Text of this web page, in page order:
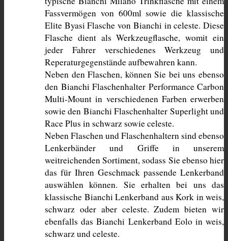
Fassvermögen von 600ml sowie die klassische
Elite Byasi Flasche von Bianchi in celeste. Diese
Flasche dient als Werkzeugflasche, womit ein
jeder Fahrer verschiedenes Werkzeug und
Reperaturgegenstände aufbewahren kann.
Neben den Flaschen, können Sie bei uns ebenso
den Bianchi Flaschenhalter Performance Carbon
Multi-Mount in verschiedenen Farben erwerben
sowie den Bianchi Flaschenhalter Superlight und
Race Plus in schwarz sowie celeste.
Neben Flaschen und Flaschenhaltern sind ebenso
Lenkerbänder und Griffe in unserem
weitreichenden Sortiment, sodass Sie ebenso hier
das für Ihren Geschmack passende Lenkerband
auswählen können. Sie erhalten bei uns das
klassische Bianchi Lenkerband aus Kork in weis,
schwarz oder aber celeste. Zudem bieten wir
ebenfalls das Bianchi Lenkerband Eolo in weis,
schwarz und celeste.